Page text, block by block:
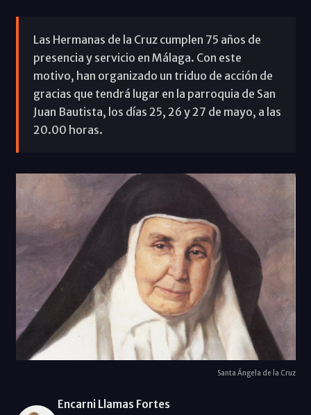
Las Hermanas de la Cruz cumplen 75 años de
presencia y servicio en Málaga. Con este
motivo, han organizado un triduo de acción de
gracias que tendrá lugar en la parroquia de San
Juan Bautista, los días 25, 26 y 27 de mayo, a las
20.00 horas.
Santa Ángela de la Cruz
Encarni Llamas Fortes